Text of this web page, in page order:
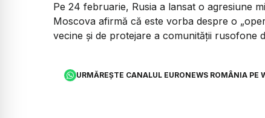
Pe 24 februarie, Rusia a lansat o agresiune
Moscova afirmă că este vorba despre o
vecine şi de protejare a comunităţii rusofone
URMĂREȘTE CANALUL EURONEWS ROMÂNIA PE